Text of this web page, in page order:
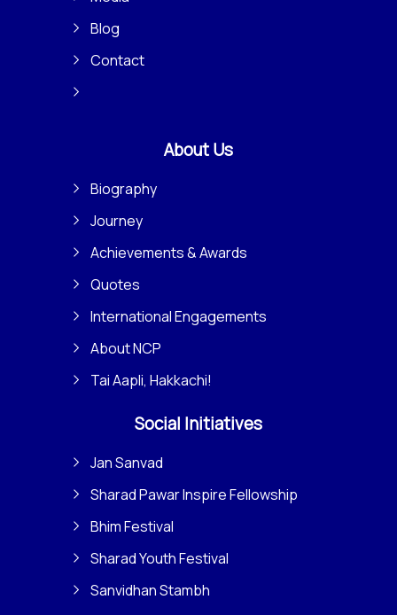
Blog
Contact
About Us
Biography
Journey
Achievements & Awards
Quotes
International Engagements
About NCP
Tai Aapli, Hakkachi!
Social Initiatives
Jan Sanvad
Sharad Pawar Inspire Fellowship
Bhim Festival
Sharad Youth Festival
Sanvidhan Stambh